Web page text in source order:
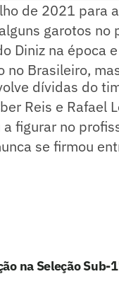
de 2021 para
garotos no
Diniz na época
Brasileiro,
dívidas do
Reis e Rafael
figurar no
se firmou
na Seleção Sub-